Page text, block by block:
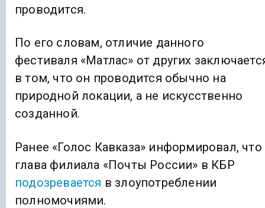
проводится.
По его словам, отличие данного
фестиваля «Матлас» от других
в том, что он проводится обычно на
природной локации, а не искусственно
созданной.
Ранее «Голос Кавказа» информировал, что
глава филиала «Почты России» в КБР
подозревается в злоупотреблении
полномочиями.